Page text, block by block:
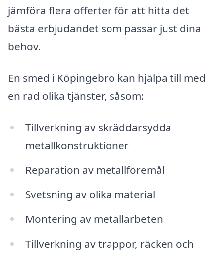
jämföra flera offerter för att hitta det
bästa erbjudandet som passar just dina
behov.
En smed i Köpingebro kan hjälpa till med
en rad olika tjänster, såsom:
Tillverkning av skräddarsydda
metallkonstruktioner
Reparation av metallföremål
Svetsning av olika material
Montering av metallarbeten
Tillverkning av trappor, räcken och